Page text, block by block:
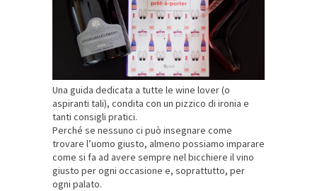
Una guida dedicata a tutte le wine lover (o
aspiranti tali), condita con un pizzico di ironia e
tanti consigli pratici.
Perché se nessuno ci può insegnare come
trovare l’uomo giusto, almeno possiamo imparare
come si fa ad avere sempre nel bicchiere il vino
giusto per ogni occasione e, soprattutto, per
ogni palato.